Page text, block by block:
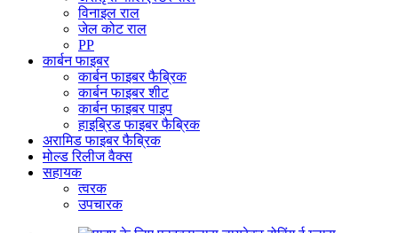
विनाइल राल
जेल कोट राल
PP
कार्बन फाइबर
कार्बन फाइबर फैब्रिक
कार्बन फाइबर शीट
कार्बन फाइबर पाइप
हाइब्रिड फाइबर फैब्रिक
अरामिड फाइबर फैब्रिक
मोल्ड रिलीज वैक्स
सहायक
त्वरक
उपचारक